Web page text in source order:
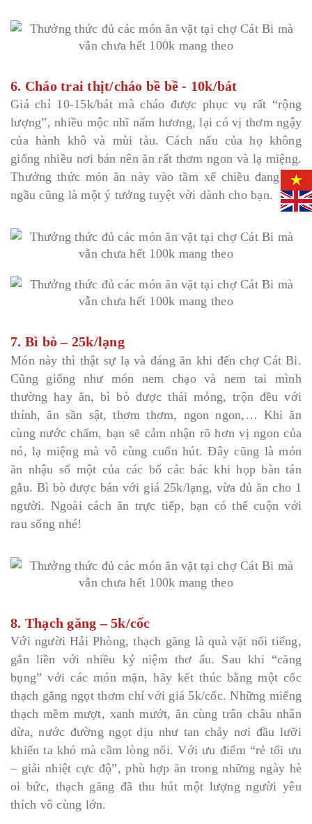
6. Cháo trai thịt/cháo bề bề - 10k/bát
Giá chỉ 10-15k/bát mà cháo được phục vụ rất “rộng
lượng”, nhiều mộc nhĩ nấm hương, lại có vị thơm ngậy
của hành khô và mùi tàu. Cách nấu của họ không
giống nhiều nơi bán nên ăn rất thơm ngon và lạ miệng.
Thưởng thức món ăn này vào tầm xế chiều đang đói
ngầu cũng là một ý tưởng tuyệt vời dành cho bạn.
7. Bì bò – 25k/lạng
Món này thì thật sự lạ và đáng ăn khi đến chợ Cát Bi.
Cũng giống như món nem chạo và nem tai mình
thường hay ăn, bì bò được thái mỏng, trộn đều với
thính, ăn sần sật, thơm thơm, ngon ngon,… Khi ăn
cùng nước chấm, bạn sẽ cảm nhận rõ hơn vị ngon của
nó, lạ miệng mà vô cùng cuốn hút. Đây cũng là món
ăn nhậu số một của các bố các bác khi họp bàn tán
gẫu. Bì bò được bán với giá 25k/lạng, vừa đủ ăn cho 1
người. Ngoài cách ăn trực tiếp, bạn có thể cuộn với
rau sống nhé!
8. Thạch găng – 5k/cốc
Với người Hải Phòng, thạch găng là quà vặt nổi tiếng,
gắn liền với nhiều kỷ niệm thơ ấu. Sau khi “căng
bụng” với các món mặn, hãy kết thúc bằng một cốc
thạch găng ngọt thơm chỉ với giá 5k/cốc. Những miếng
thạch mềm mượt, xanh mướt, ăn cùng trân châu nhân
dừa, nước đường ngọt dịu như tan chảy nơi đầu lưỡi
khiến ta khó mà cầm lòng nổi. Với ưu điểm “rẻ tối ưu
– giải nhiệt cực độ”, phù hợp ăn trong những ngày hè
oi bức, thạch găng đã thu hút một lượng người yêu
thích vô cùng lớn.